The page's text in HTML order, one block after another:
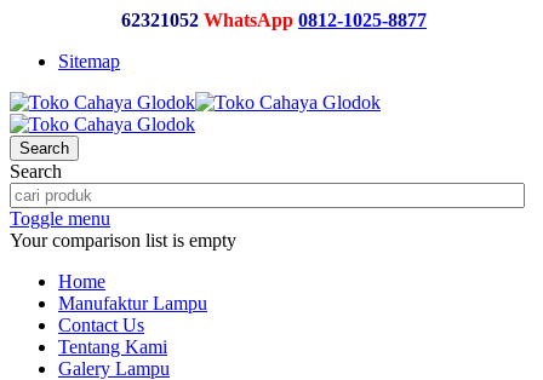
62321052 WhatsApp 0812-1025-8877
Sitemap
Search
Search
Toggle menu
Your comparison list is empty
Home
Manufaktur Lampu
Contact Us
Tentang Kami
Galery Lampu